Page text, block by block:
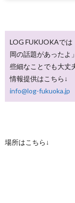
LOG FUKUOKAで
岡の話題があったよ
些細なことでも大丈
情報提供はこちら↓
info@log-fukuoka.jp
場所はこちら↓